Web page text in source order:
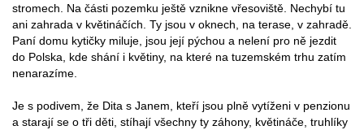
stromech. Na části pozemku ještě vznikne vřesoviště. Nechybí tu
ani zahrada v květináčích. Ty jsou v oknech, na terase, v zahradě.
Paní domu kytičky miluje, jsou její pýchou a nelení pro ně jezdit
do Polska, kde shání i květiny, na které na tuzemském trhu zatím
nenarazíme.
Je s podivem, že Dita s Janem, kteří jsou plně vytíženi v penzionu
a starají se o tři děti, stíhají všechny ty záhony, květináče, truhlíky